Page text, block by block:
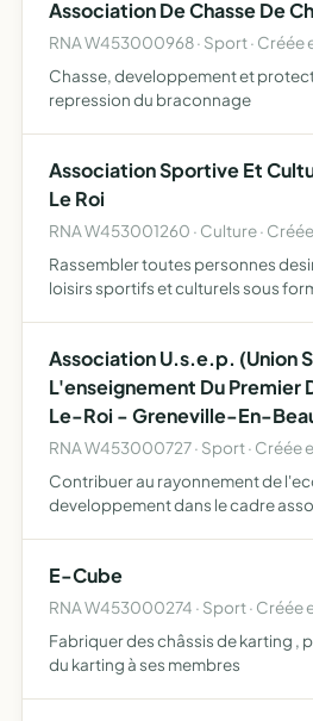
Association De Chasse De
RNA W453000968 · Sport · Créée
Chasse, developpement et
repression du braconnage
Association Sportive Et
Le Roi
RNA W453001260 · Culture ·
Rassembler toutes personnes
loisirs sportifs et culturels sous
Association U.s.e.p. (Union
L'enseignement Du Premier
Le-Roi - Greneville-En-
RNA W453000727 · Sport · Créée
Contribuer au rayonnement de
developpement dans le cadre
E-Cube
RNA W453000274 · Sport · Créée
Fabriquer des châssis de karting ,
du karting à ses membres